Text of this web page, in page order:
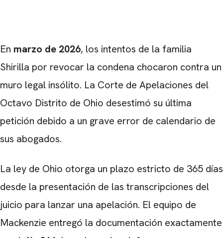
En marzo de 2026, los intentos de la familia
Shirilla por revocar la condena chocaron contra un
muro legal insólito. La Corte de Apelaciones del
Octavo Distrito de Ohio desestimó su última
petición debido a un grave error de calendario de
sus abogados.
La ley de Ohio otorga un plazo estricto de 365 días
desde la presentación de las transcripciones del
juicio para lanzar una apelación. El equipo de
Mackenzie entregó la documentación exactamente